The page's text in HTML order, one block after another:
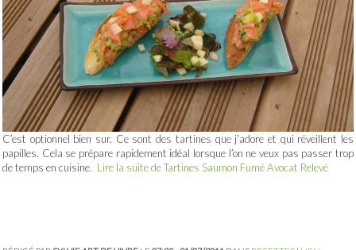
C’est optionnel bien sur. Ce sont des tartines que j’adore et qui réveillent les
papilles. Cela se prépare rapidement idéal lorsque l’on ne veux pas passer trop
de temps en cuisine. Lire la suite de Tartines Saumon Fumé Avocat Relevé